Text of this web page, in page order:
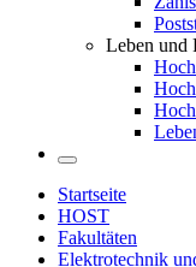
Leben und
Startseite
HOST
Fakultäten
Elektrotechnik